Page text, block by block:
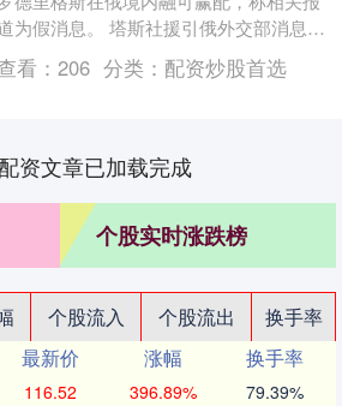
为假消息。 塔斯社援引俄外交部消息报
道说，有关罗德里格斯身在俄罗斯的报道
假新闻。俄....
看： 206 分类： 配资炒股首选
资文章已加载完成
个股实时涨跌榜
个股流入 个股流出
换手率
最新价 涨幅
换手率
116.52 396.89% 79.39%